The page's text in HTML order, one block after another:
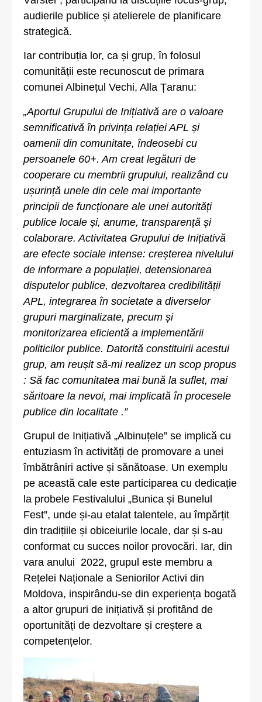
audierile publice și atelierele de planificare
strategică.
Iar contribuția lor, ca și grup, în folosul
comunității este recunoscut de primara
comunei Albinețul Vechi, Alla Țaranu:
„Aportul Grupului de Inițiativă are o valoare
semnificativă în privința relației APL și
oamenii din comunitate, îndeosebi cu
persoanele 60+. Am creat legături de
cooperare cu membrii grupului, realizând cu
ușurință unele din cele mai importante
principii de funcționare ale unei autorități
publice locale și, anume, transparență și
colaborare. Activitatea Grupului de Inițiativă
are efecte sociale intense: creșterea nivelului
de informare a populației, detensionarea
disputelor publice, dezvoltarea credibilității
APL, integrarea în societate a diverselor
grupuri marginalizate, precum și
monitorizarea eficientă a implementării
politicilor publice. Datorită constituirii acestui
grup, am reușit să-mi realizez un scop propus
: Să fac comunitatea mai bună la suflet, mai
săritoare la nevoi, mai implicată în procesele
publice din localitate .”
Grupul de Inițiativă „Albinuțele” se implică cu
entuziasm în activități de promovare a unei
îmbătrâniri active și sănătoase. Un exemplu
pe această cale este participarea cu dedicație
la probele Festivalului „Bunica și Bunelul
Fest”, unde și-au etalat talentele, au împărțit
din tradițiile și obiceiurile locale, dar și s-au
conformat cu succes noilor provocări. Iar, din
vara anului 2022, grupul este membru a
Rețelei Naționale a Seniorilor Activi din
Moldova, inspirându-se din experiența bogată
a altor grupuri de inițiativă și profitând de
oportunități de dezvoltare și creștere a
competențelor.